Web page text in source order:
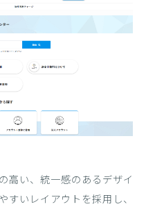
高い、統一感のあるデザイ
すいレイアウトを採用し、